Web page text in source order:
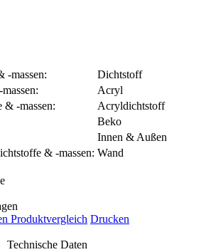
-massen:
Dichtstoff
Acryl
-massen:
Acryldichtstoff
Beko
Innen & Außen
& -massen: Wand
Produktvergleich Drucken
Technische Daten